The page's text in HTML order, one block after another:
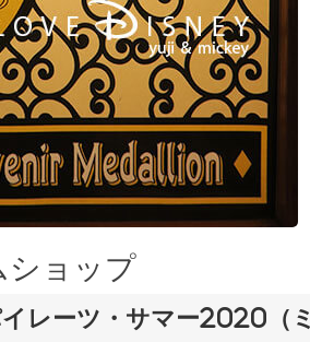
ショップ
レーツ・サマー2020（